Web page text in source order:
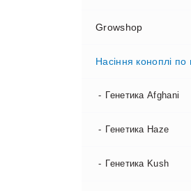
Growshop
Гроубокси
Добрива
Фітолампи для
Грунт
Насіння коноплі по
Генетика Afghani
Генетика Haze
Генетика Kush